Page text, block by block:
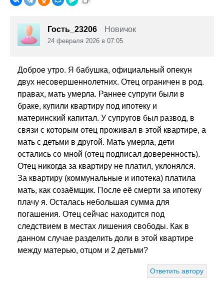
Гость_23206 Новичок
24 февраля 2026 в 07:05
Доброе утро. Я бабушка, официальный опекун
двух несовершеннолетних. Отец ограничен в род.
правах, мать умерла. Раннее супруги были в
браке, купили квартиру под ипотеку и
материнский капитал. У супругов был развод, в
связи с которым отец проживал в этой квартире, а
мать с детьми в другой. Мать умерла, дети
остались со мной (отец подписал доверенность).
Отец никогда за квартиру не платил, уклонялся.
За квартиру (коммунальные и ипотека) платила
мать, как созаёмщик. После её смерти за ипотеку
плачу я. Осталась небольшая сумма для
погашения. Отец сейчас находится под
следствием в местах лишения свободы. Как в
данном случае разделить доли в этой квартире
между матерью, отцом и 2 детьми?
Ответить автору